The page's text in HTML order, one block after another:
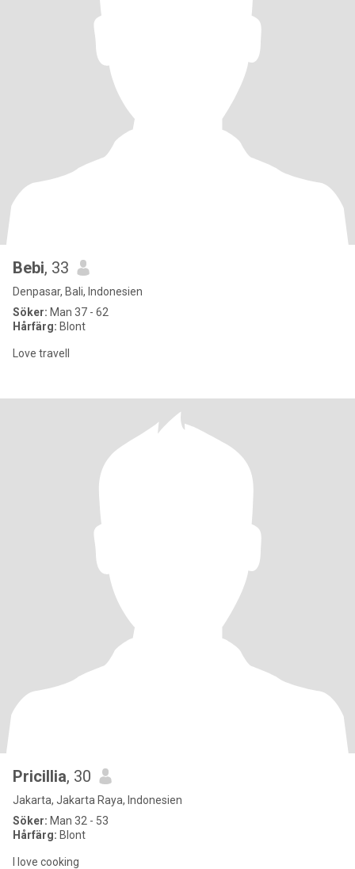
Bebi, 33
Denpasar, Bali, Indonesien
Söker: Man 37 - 62
Hårfärg: Blont
Love travell
Pricillia, 30
Jakarta, Jakarta Raya, Indonesien
Söker: Man 32 - 53
Hårfärg: Blont
I love cooking